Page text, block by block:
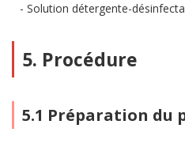
Solution détergente-
5. Procédure
5.1 Préparation du